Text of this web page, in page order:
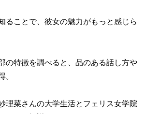
ることで、彼女の魅力がもっと感じら
の特徴を調べると、品のある話し方や
。
理菜さんの大学生活とフェリス女学院